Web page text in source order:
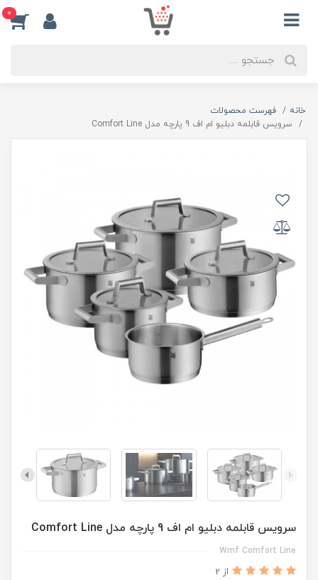
0
خانه
فهرست محصولات
سرویس قابلمه دبلیو ام اف 9 پارچه مدل Comfort Line
سرویس قابلمه دبلیو ام اف 9 پارچه مدل Comfort Line
Wmf Comfort Line
از 2